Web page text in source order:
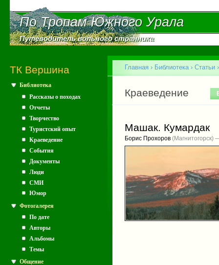
По Тропам Южного Урала
По Тропам Южного Урала
Путеводитель вольного странника
Путеводитель вольного странника
ТК Вершина
Библиотека
Рассказы о походах
Отчеты
Творчество
Туристский опыт
Краеведение
События
Документы
Люди
СМИ
Юмор
Фотогалерея
По дате
Авторы
Альбомы
Темы
Общение
Вы здесь
Главная › Библиотека › Статьи
Краеведение
Главные вкладки
Машак. Кумардак
Борис Прохоров (Магнитогорск)